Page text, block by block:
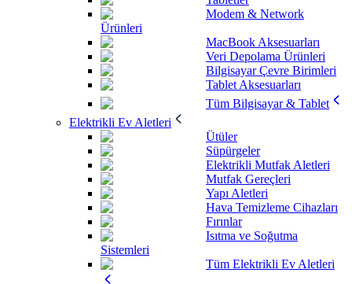
Modem & Network
Ürünleri
MacBook Aksesuarları
Veri Depolama Ürünleri
Bilgisayar Çevre Birimleri
Tablet Aksesuarları
Tüm Bilgisayar & Tablet
Elektrikli Ev Aletleri
Ütüler
Süpürgeler
Elektrikli Mutfak Aletleri
Mutfak Gereçleri
Yapı Aletleri
Hava Temizleme Cihazları
Fırınlar
Isıtma ve Soğutma
Sistemleri
Tüm Elektrikli Ev Aletleri